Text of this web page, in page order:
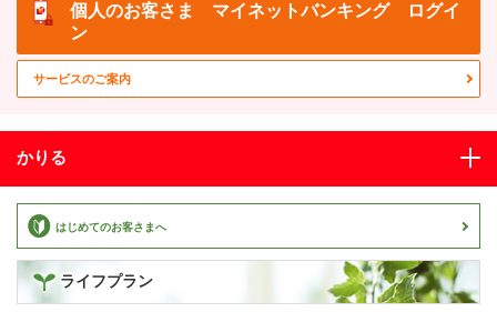
個人のお客さま マイネットバンキング ログイ
ン
サービスのご案内
かりる
はじめてのお客さまへ
ライフプラン